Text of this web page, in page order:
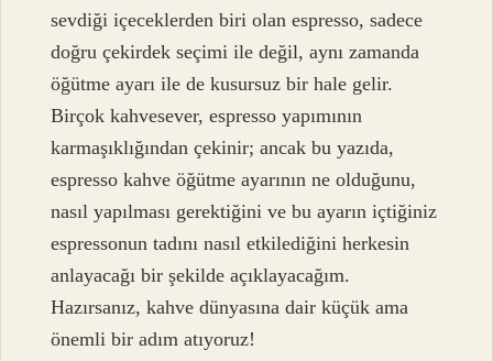
sevdiği içeceklerden biri olan espresso, sadece
doğru çekirdek seçimi ile değil, aynı zamanda
öğütme ayarı ile de kusursuz bir hale gelir.
Birçok kahvesever, espresso yapımının
karmaşıklığından çekinir; ancak bu yazıda,
espresso kahve öğütme ayarının ne olduğunu,
nasıl yapılması gerektiğini ve bu ayarın içtiğiniz
espressonun tadını nasıl etkilediğini herkesin
anlayacağı bir şekilde açıklayacağım.
Hazırsanız, kahve dünyasına dair küçük ama
önemli bir adım atıyoruz!